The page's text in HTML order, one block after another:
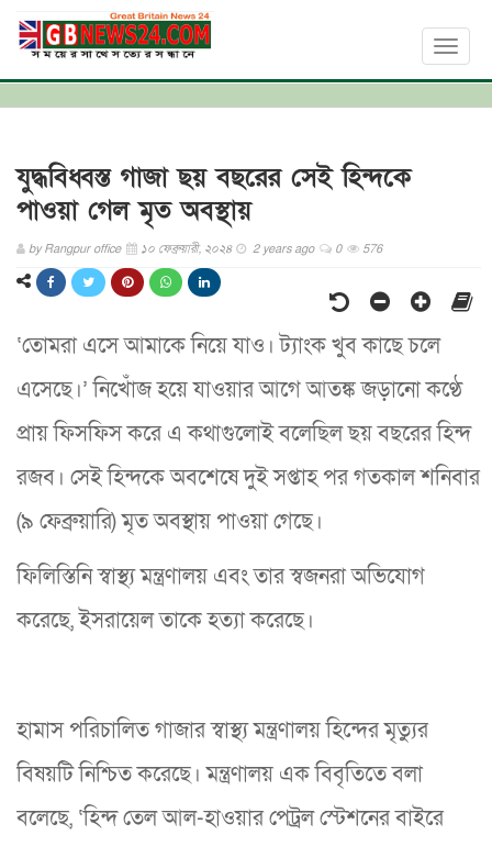
Toggle
যুদ্ধবিধ্বস্ত গাজা ছয় বছরের সেই হিন্দকে
পাওয়া গেল মৃত অবস্থায়
byRangpur office ১০ ফেব্রুয়ারী, ২০২৪ 2 years ago 0 576
‘তোমরা এসে আমাকে নিয়ে যাও। ট্যাংক খুব কাছে চলে
এসেছে।’ নিখোঁজ হয়ে যাওয়ার আগে আতঙ্ক জড়ানো কণ্ঠে
প্রায় ফিসফিস করে এ কথাগুলোই বলেছিল ছয় বছরের হিন্দ
রজব। সেই হিন্দকে অবশেষে দুই সপ্তাহ পর গতকাল শনিবার
(৯ ফেব্রুয়ারি) মৃত অবস্থায় পাওয়া গেছে।
ফিলিস্তিনি স্বাস্থ্য মন্ত্রণালয় এবং তার স্বজনরা অভিযোগ
করেছে, ইসরায়েল তাকে হত্যা করেছে।
হামাস পরিচালিত গাজার স্বাস্থ্য মন্ত্রণালয় হিন্দের মৃত্যুর
বিষয়টি নিশ্চিত করেছে। মন্ত্রণালয় এক বিবৃতিতে বলা
বলেছে, ‘হিন্দ তেল আল-হাওয়ার পেট্রল স্টেশনের বাইরে